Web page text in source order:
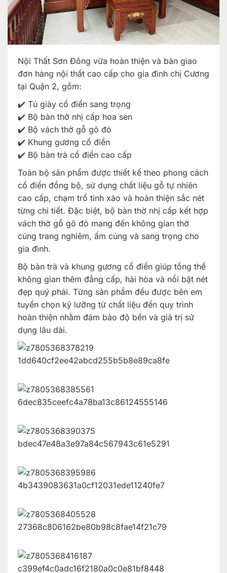
Nội Thất Sơn Đông vừa hoàn thiện và bàn giao
đơn hàng nội thất cao cấp cho gia đình chị Cương
tại Quận 2, gồm:
✔️ Tủ giày cổ điển sang trọng
✔️ Bộ bàn thờ nhị cấp hoa sen
✔️ Bộ vách thờ gỗ gõ đỏ
✔️ Khung gương cổ điển
✔️ Bộ bàn trà cổ điển cao cấp
Toàn bộ sản phẩm được thiết kế theo phong cách
cổ điển đồng bộ, sử dụng chất liệu gỗ tự nhiên
cao cấp, chạm trổ tinh xảo và hoàn thiện sắc nét
từng chi tiết. Đặc biệt, bộ bàn thờ nhị cấp kết hợp
vách thờ gỗ gõ đỏ mang đến không gian thờ
cúng trang nghiêm, ấm cúng và sang trọng cho
gia đình.
Bộ bàn trà và khung gương cổ điển giúp tổng thể
không gian thêm đẳng cấp, hài hòa và nổi bật nét
đẹp quý phái. Từng sản phẩm đều được bên em
tuyển chọn kỹ lưỡng từ chất liệu đến quy trình
hoàn thiện nhằm đảm bảo độ bền và giá trị sử
dụng lâu dài.